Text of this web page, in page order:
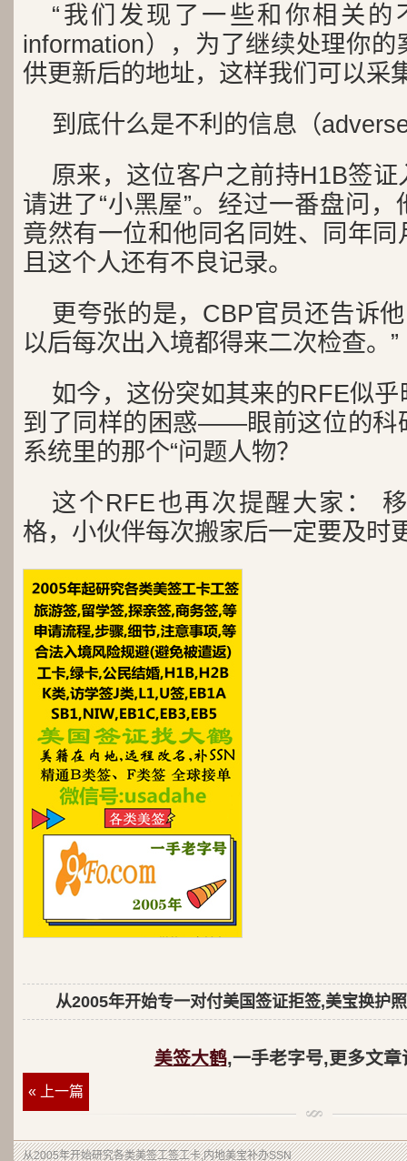
“我们发现了一些和你相关的
information），为了继续处理你
供更新后的地址，这样我们可以采
到底什么是不利的信息（
原来，这位客户之前持H1B签
请进了“小黑屋”。经过一番盘问
竟然有一位和他同名同姓、同年
且这个人还有不良记录。
更夸张的是，CBP官员还告诉
以后每次出入境都得来二次检查。”
如今，这份突如其来的RFE似
到了同样的困惑——眼前这位的科
系统里的那个“问题人物？
这个RFE也再次提醒大家：
格，小伙伴每次搬家后一定要及时
从2005年开始专一对付美国签证拒签,美宝换护
美签大鹤,一手老字号,更多文章
« 上一篇
从2005年开始研究各类美签工签工卡,内地美宝补办SSN